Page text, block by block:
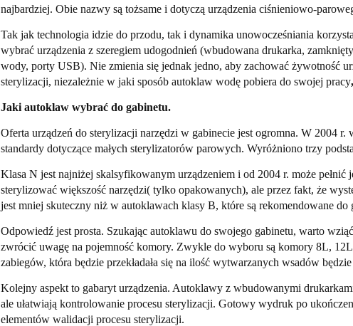
najbardziej. Obie nazwy są tożsame i dotyczą urządzenia ciśnieniowo-
Tak jak technologia idzie do przodu, tak i dynamika unowocześniania
wybrać urządzenia z szeregiem udogodnień (wbudowana drukarka,
wody, porty USB). Nie zmienia się jednak jedno, aby zachować żywotność
sterylizacji, niezależnie w jaki sposób autoklaw wodę pobiera do swojej pracy
Jaki autoklaw wybrać do gabinetu.
Oferta urządzeń do sterylizacji narzędzi w gabinecie jest ogromna. W 2004
standardy dotyczące małych sterylizatorów parowych. Wyróżniono trzy
Klasa N jest najniżej skalsyfikowanym urządzeniem i od 2004 r. może
sterylizować większość narzędzi( tylko opakowanych), ale przez fakt, że
jest mniej skuteczny niż w autoklawach klasy B, które są rekomendowane do
Odpowiedź jest prosta. Szukając autoklawu do swojego gabinetu, warto
zwrócić uwagę na pojemność komory. Zwykle do wyboru są komory 8L,
zabiegów, która będzie przekładała się na ilość wytwarzanych wsadów
Kolejny aspekt to gabaryt urządzenia. Autoklawy z wbudowanymi
ale ułatwiają kontrolowanie procesu sterylizacji. Gotowy wydruk po
elementów walidacji procesu sterylizacji.